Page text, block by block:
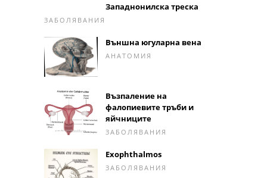
Западнонилска треска
ЗАБОЛЯВАНИЯ
Външна югуларна вена
АНАТОМИЯ
Възпаление на
фалопиевите тръби и
яйчниците
ЗАБОЛЯВАНИЯ
Exophthalmos
ЗАБОЛЯВАНИЯ